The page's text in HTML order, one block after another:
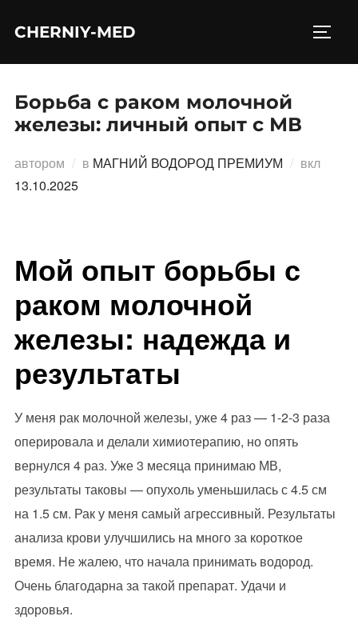
CHERNIY-MED
Борьба с раком молочной
железы: личный опыт с МВ
автором в МАГНИЙ ВОДОРОД ПРЕМИУМ вкл
13.10.2025
Мой опыт борьбы с
раком молочной
железы: надежда и
результаты
У меня рак молочной железы, уже 4 раз — 1-2-3 раза
оперировала и делали химиотерапию, но опять
вернулся 4 раз. Уже 3 месяца принимаю МВ,
результаты таковы — опухоль уменьшилась с 4.5 см
на 1.5 см. Рак у меня самый агрессивный. Результаты
анализа крови улучшились на много за короткое
время. Не жалею, что начала принимать водород.
Очень благодарна за такой препарат. Удачи и
здоровья.